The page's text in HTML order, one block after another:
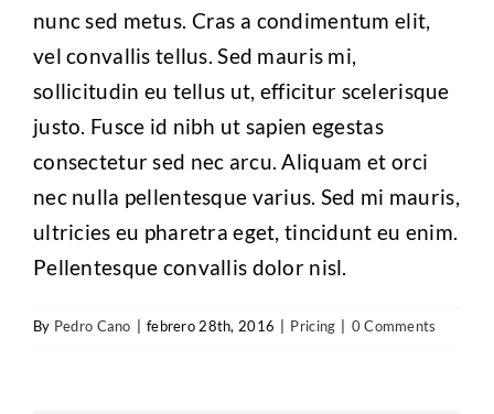
nunc sed metus. Cras a condimentum elit,
vel convallis tellus. Sed mauris mi,
sollicitudin eu tellus ut, efficitur scelerisque
justo. Fusce id nibh ut sapien egestas
consectetur sed nec arcu. Aliquam et orci
nec nulla pellentesque varius. Sed mi mauris,
ultricies eu pharetra eget, tincidunt eu enim.
Pellentesque convallis dolor nisl.
By Pedro Cano febrero 28th, 2016 Pricing 0 Comments